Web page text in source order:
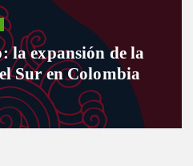
la expansión de la
Sur en Colombia